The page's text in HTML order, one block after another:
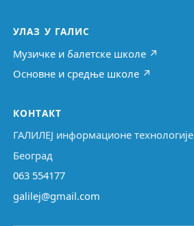
УЛАЗ У ГАЛИС
Музичке и балетске школе ↗
Основне и средње школе ↗
КОНТАКТ
ГАЛИЛЕЈ информационе технологије
Београд
063 554177
galilej@gmail.com